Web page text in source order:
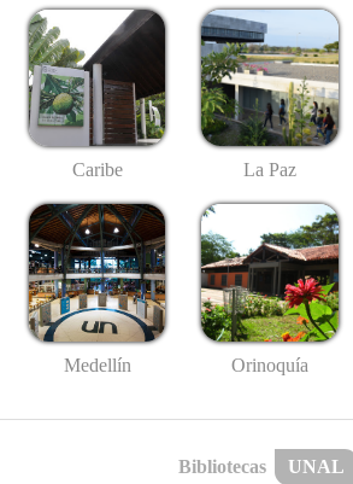
Caribe La Paz
Medellín Orinoquía
Bibliotecas UNAL